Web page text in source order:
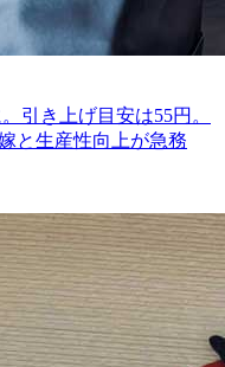
引き上げ目安は55円。
と生産性向上が急務